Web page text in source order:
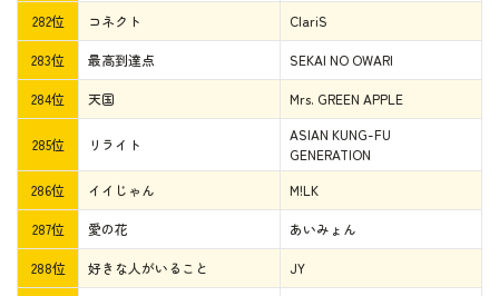
282位 コネクト ClariS
283位 最高到達点 SEKAI NO OWARI
284位 天国 Mrs. GREEN APPLE
285位 リライト
ASIAN KUNG-FU
GENERATION
286位
イイじゃん M!LK
287位 愛の花 あいみょん
288位 好きな人がいること JY